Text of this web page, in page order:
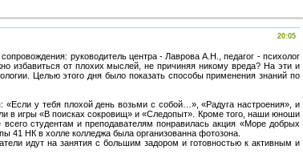
20:05
руководитель центра - Лаврова А.Н., педагог - психолог
избавиться от плохих мыслей, не причиняя никому вреда? На эти и
Целью этого дня было показать способы применения знаний по
«Если у тебя плохой день возьми с собой…», «Радуга настроения», и
в игры «В поисках сокровищ» и «Следопыт». Кроме того, наши юноши
студентам и преподавателям понравилась акция «Море добрых
41 НК в холле колледжа была организованна фотозона.
идут на занятия с большим задором и готовностью к активным и